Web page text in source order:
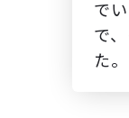
で
で
た。